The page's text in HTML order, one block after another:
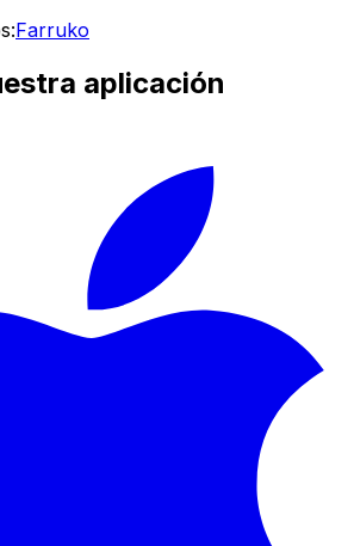
Farruko
aplicación